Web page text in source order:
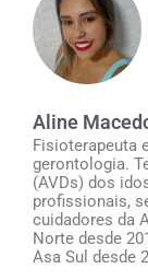
Aline
Fisioterapeuta
gerontologia.
(AVDs) dos
profissionais,
cuidadores da
Norte desde
Asa Sul desde